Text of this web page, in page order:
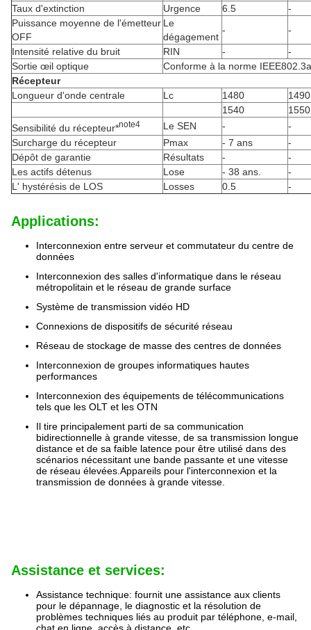
Taux d'extinction Urgence 6.5
-
Puissance moyenne de l'émetteur
OFF
Le
dégagement
-
-
Intensité relative du bruit
RIN -
-
Sortie œil optique
Conforme à la norme
Récepteur
Longueur d'onde centrale
Lc 1480
1490
1540
1550
Sensibilité du récepteur*note4 Le SEN -
-
Surcharge du récepteur
Pmax - 7 ans
-
Dépôt de garantie
Résultats -
-
Les actifs détenus
Lose - 38 ans.
-
L' hystérésis de LOS
Losses 0.5 -
Applications:
Interconnexion entre serveur et commutateur du centre de
données
Interconnexion des salles d'informatique dans le réseau
métropolitain et le réseau de grande surface
Système de transmission vidéo HD
Connexions de dispositifs de sécurité réseau
Réseau de stockage de masse des centres de données
Interconnexion de groupes informatiques hautes
performances
Interconnexion des équipements de télécommunications
tels que les OLT et les OTN
Il tire principalement parti de sa communication
bidirectionnelle à grande vitesse, de sa transmission longue
distance et de sa faible latence pour être utilisé dans des
scénarios nécessitant une bande passante et une vitesse
de réseau élevées.Appareils pour l'interconnexion et la
transmission de données à grande vitesse.
Assistance et services:
Assistance technique: fournit une assistance aux clients
pour le dépannage, le diagnostic et la résolution de
problèmes techniques liés au produit par téléphone, e-mail,